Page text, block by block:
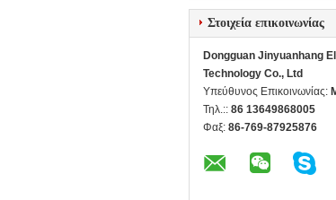
Στοιχεία επικοινωνίας
Dongguan Jinyuanhang
Technology Co., Ltd
Υπεύθυνος Επικοινωνίας:
Τηλ.:: 86 13649868005
Φαξ: 86-769-87925876